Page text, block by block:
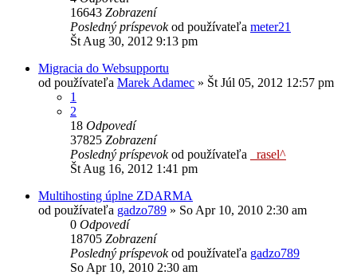
16643 Zobrazení
Posledný príspevokod používateľa meter21
Št Aug 30, 2012 9:13 pm
Migracia do Websupportu
od používateľa Marek Adamec » Št Júl 05, 2012 12:57 pm
1
2
18 Odpovedí
37825 Zobrazení
Posledný príspevokod používateľa
_rasel^
Št Aug 16, 2012 1:41 pm
Multihosting úplne ZDARMA
od používateľa gadzo789 » So Apr 10, 2010 2:30 am
0 Odpovedí
18705 Zobrazení
Posledný príspevokod používateľa gadzo789
So Apr 10, 2010 2:30 am